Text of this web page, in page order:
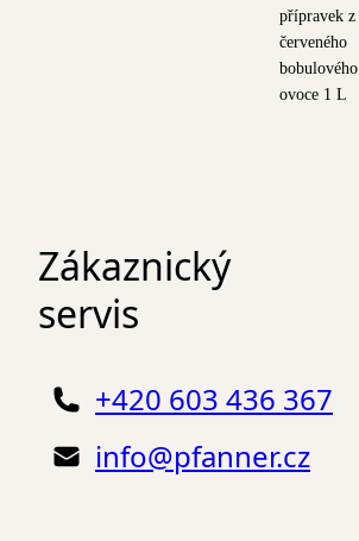
přípravek z
červeného
bobulového
ovoce 1 L
Zákaznický
servis
+420 603 436 367
info@pfanner.cz